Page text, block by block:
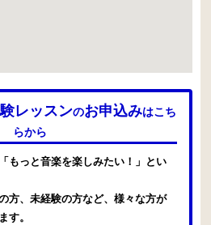
レッスンのお申込みはこち
らから
もっと音楽を楽しみたい！」とい
方、未経験の方など、様々な方が
す。